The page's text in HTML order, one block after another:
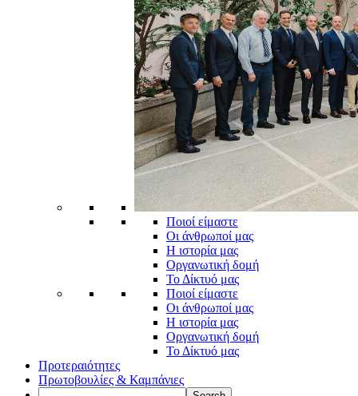
Ποιοί είμαστε
Οι άνθρωποί μας
Η ιστορία μας
Οργανωτική δομή
Το Δίκτυό μας
Ποιοί είμαστε
Οι άνθρωποί μας
Η ιστορία μας
Οργανωτική δομή
Το Δίκτυό μας
Προτεραιότητες
Πρωτοβουλίες & Καμπάνιες